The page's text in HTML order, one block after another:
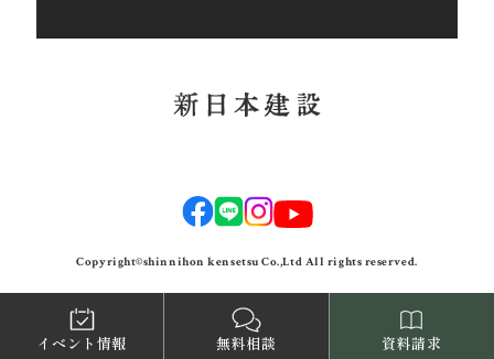
Copyright©shinnihon kensetsu Co.,Ltd All rights reserved.
イベント情報 無料相談 資料請求